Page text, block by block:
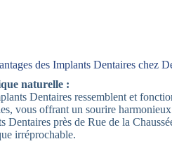
des Implants Dentaires chez
naturelle :
Dentaires ressemblent et
vous offrant un sourire
Dentaires près de Rue de la
irréprochable.